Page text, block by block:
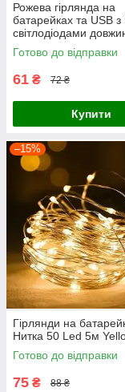
Рожева гірлянда на
батарейках та USB з
світлодіодами
метрів
Готово до відправки
61 ₴ 72 ₴
Купити
–15%
Гірлянди на
Нитка 50 Led 5м
Готово до відправки
75 ₴ 88 ₴